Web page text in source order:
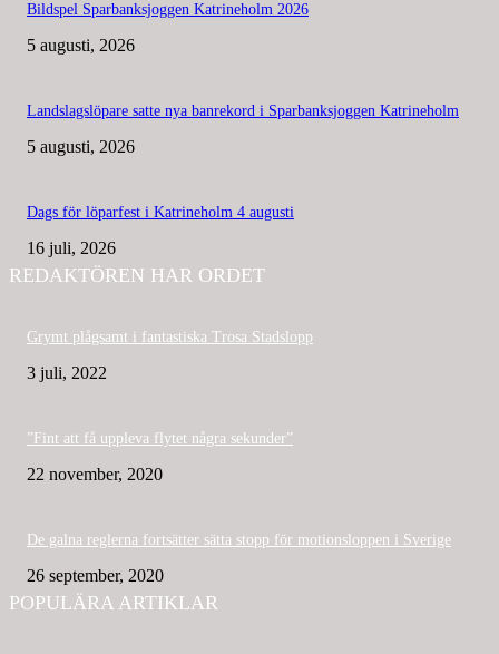
Bildspel Sparbanksjoggen Katrineholm 2026
5 augusti, 2026
Landslagslöpare satte nya banrekord i Sparbanksjoggen Katrineholm
5 augusti, 2026
Dags för löparfest i Katrineholm 4 augusti
16 juli, 2026
REDAKTÖREN HAR ORDET
Grymt plågsamt i fantastiska Trosa Stadslopp
3 juli, 2022
”Fint att få uppleva flytet några sekunder”
22 november, 2020
De galna reglerna fortsätter sätta stopp för motionsloppen i Sverige
26 september, 2020
POPULÄRA ARTIKLAR